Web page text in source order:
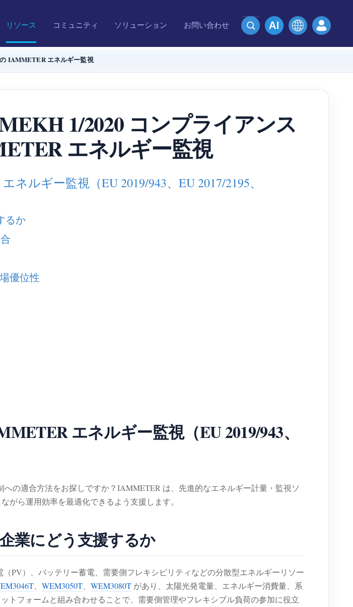
リソース コミュニティ ソリューション お問い合わせ
IAMMETER エネルギー監視
1/2020 コンプライアンス
エネルギー監視
ルギー監視（EU 2019/943、EU 2017/2195、
るか
優位性
エネルギー監視（EU 2019/943、
への適合方法をお探しですか？IAMMETER は、先進的なエネルギー計量・監視ソ
がら運用効率を最適化できるよう支援します。
業にどう支援するか
PV）、バッテリー蓄電、需要側フレキシビリティなどの分散型エネルギーリソー
、 WEM3050T、 WEM3080T があり、太陽光発電量、エネルギー消費量、系
トフォームと組み合わせることで、需要側管理やフレキシブル負荷の参加に役立